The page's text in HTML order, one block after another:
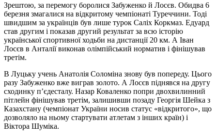
Зрештою, за перемогу боролися Забуженко й Лосєв. Обидва 6
березня змагалися на відкритому чемпіонаті Туреччини. Тоді
швидшим за українців був лише турок Саліх Коркмаз. Едуард
став другим і показав другий результат за всю історію
української спортивної ходьби на дистанції 20 км. А Іван
Лосєв в Анталії виконав олімпійський норматив і фінішував
третім.
В Луцьку учень Анатолія Соломіна знову був попереду. Цього
разу Забуженко вже виграв золото. А Лосєв піднявся на другу
сходинку п’єдесталу. Назар Коваленко попри двохвилинний
пітлейн фінішував третім, залишивши позаду Георгія Шейка з
Казахстану (чемпіонат України носив статус «відкритого», що
дозволяло на ньому стартувати атлетам з інших країн) і
Віктора Шуміка.